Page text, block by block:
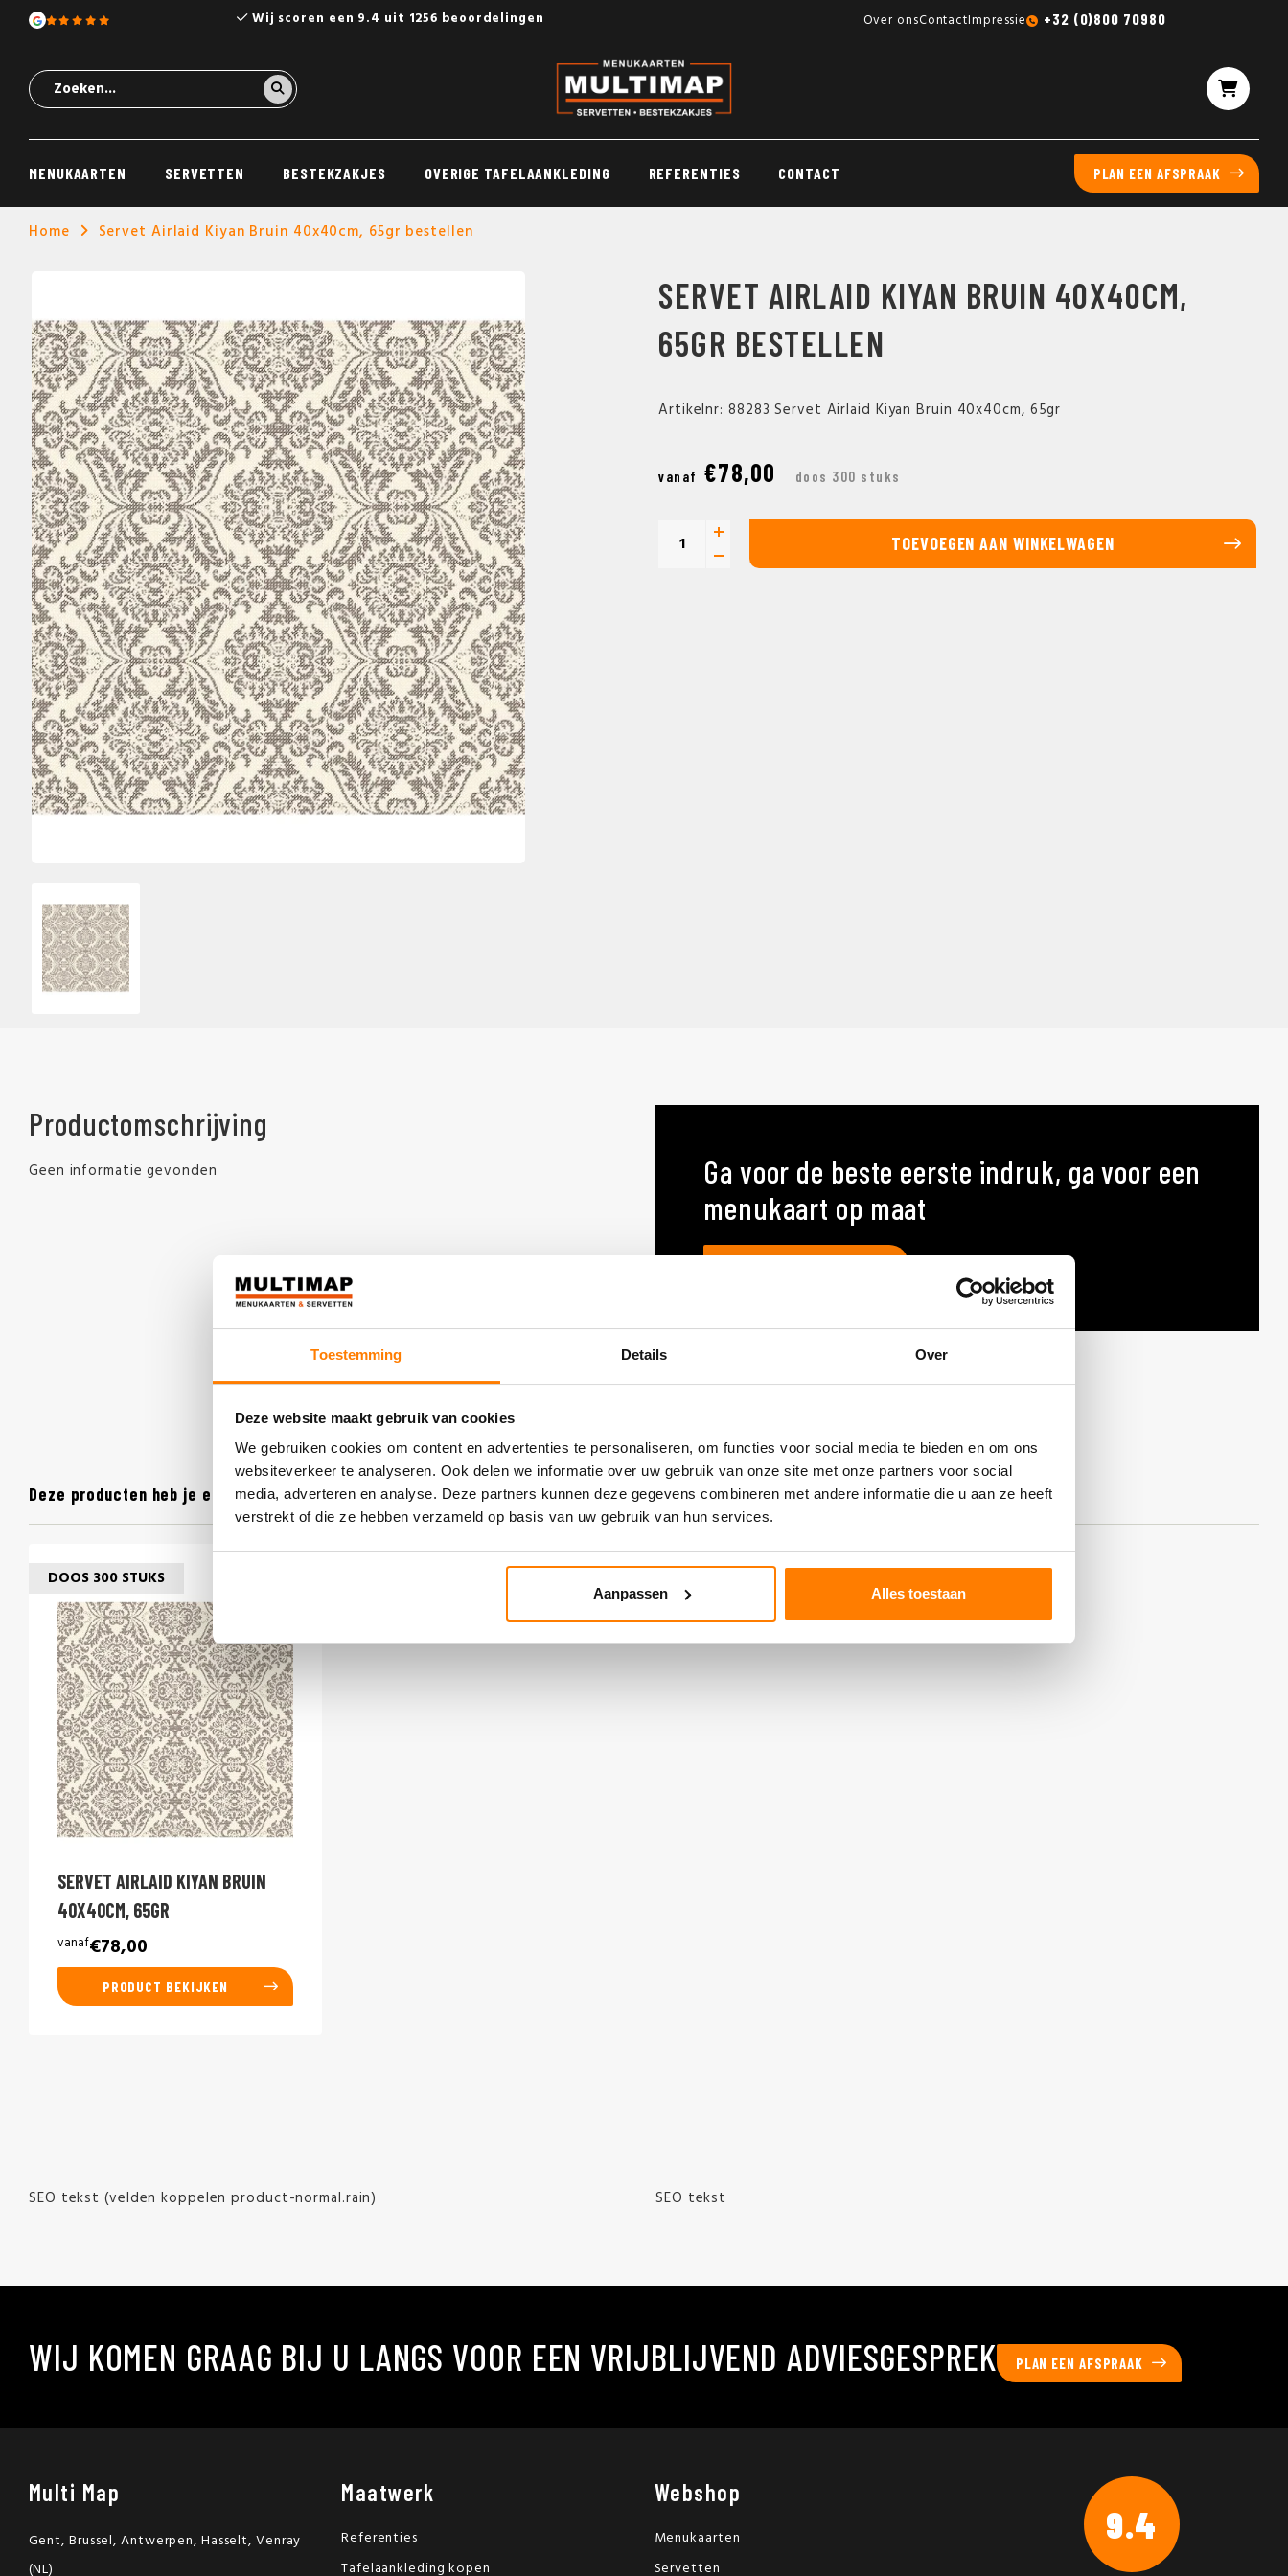
Toestemming Details Over
Deze website maakt gebruik van cookies
We gebruiken cookies om content en advertenties te personaliseren, om functies voor social media te bieden en om ons
websiteverkeer te analyseren. Ook delen we informatie over uw gebruik van onze site met onze partners voor social
media, adverteren en analyse. Deze partners kunnen deze gegevens combineren met andere informatie die u aan ze heeft
verstrekt of die ze hebben verzameld op basis van uw gebruik van hun services.
Aanpassen Alles toestaan
Wij scoren een 9.4 uit 1256 beoordelingen Gratis sampleboxen mogelijk
Over onsContactImpressie +32 (0)800 70980
MENUKAARTEN SERVETTEN BESTEKZAKJES OVERIGE TAFELAANKLEDING REFERENTIES CONTACT PLAN EEN AFSPRAAK
Home Servet Airlaid Kiyan Bruin 40x40cm, 65gr bestellen
SERVET AIRLAID KIYAN BRUIN 40X40CM,
65GR BESTELLEN
Artikelnr: 88283 Servet Airlaid Kiyan Bruin 40x40cm, 65gr
vanaf €78,00 doos 300 stuks
TOEVOEGEN AAN WINKELWAGEN
Productomschrijving
Geen informatie gevonden
Ga voor de beste eerste indruk, ga voor een
menukaart op maat
Deze producten heb je eerder bekeken
DOOS 300 STUKS
SERVET AIRLAID KIYAN BRUIN
40X40CM, 65GR
vanaf€78,00
PRODUCT BEKIJKEN
SEO tekst (velden koppelen product-normal.rain) SEO tekst
WIJ KOMEN GRAAG BIJ U LANGS VOOR EEN VRIJBLIJVEND ADVIESGESPREK PLAN EEN AFSPRAAK
Multi Map
Gent, Brussel, Antwerpen, Hasselt, Venray
(NL)
Maatwerk
Referenties
Tafelaankleding kopen
Webshop
Menukaarten
Servetten
9.4